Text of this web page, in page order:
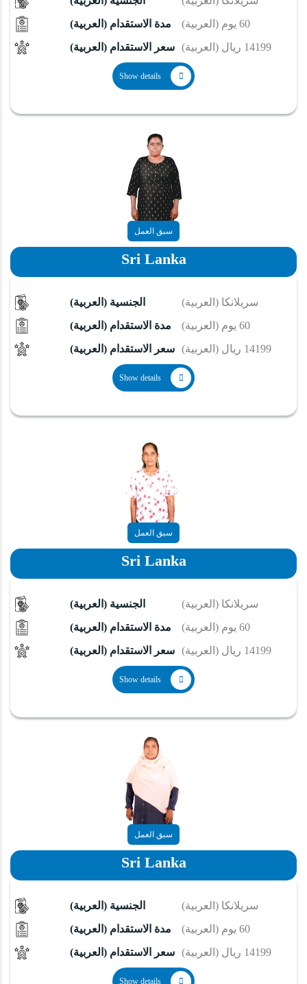
(العربية) مدة الاستقدام
(العربية) 60 يوم
(العربية) سعر الاستقدام
(العربية) 14199 ريال
Show details
سبق العمل
Sri Lanka
(العربية) الجنسية
(العربية) سريلانكا
(العربية) مدة الاستقدام
(العربية) 60 يوم
(العربية) سعر الاستقدام
(العربية) 14199 ريال
Show details
سبق العمل
Sri Lanka
(العربية) الجنسية
(العربية) سريلانكا
(العربية) مدة الاستقدام
(العربية) 60 يوم
(العربية) سعر الاستقدام
(العربية) 14199 ريال
Show details
سبق العمل
Sri Lanka
(العربية) الجنسية
(العربية) سريلانكا
(العربية) مدة الاستقدام
(العربية) 60 يوم
(العربية) سعر الاستقدام
(العربية) 14199 ريال
Show details